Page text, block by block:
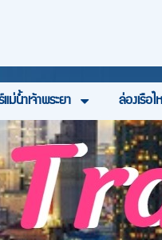
ม่น้ำเจ้าพระยา ล่องเรือ